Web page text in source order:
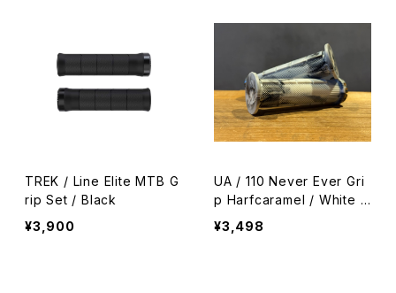
TREK / Line Elite MTB G
rip Set / Black
¥3,900
UA / 110 Never Ever Gri
p Harfcaramel / White -
Black
¥3,498